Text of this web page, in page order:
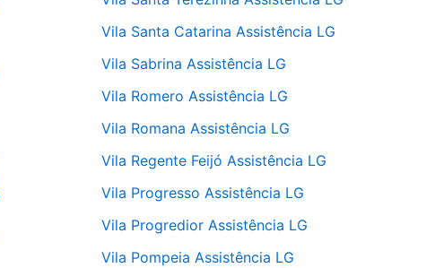
Vila Santa Catarina Assistência LG
Vila Sabrina Assistência LG
Vila Romero Assistência LG
Vila Romana Assistência LG
Vila Regente Feijó Assistência LG
Vila Progresso Assistência LG
Vila Progredior Assistência LG
Vila Pompeia Assistência LG